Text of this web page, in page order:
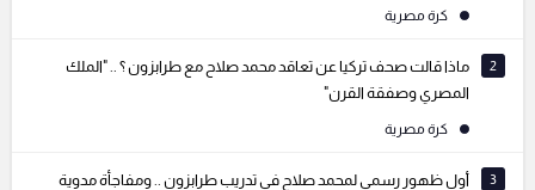
كرة مصرية
2
ماذا قالت صحف تركيا عن تعاقد محمد صلاح مع طرابزون ؟ .. "الملك
المصري وصفقة القرن"
كرة مصرية
3
أول ظهور رسمي لمحمد صلاح في تدريب طرابزون .. ومفاجأة مدوية